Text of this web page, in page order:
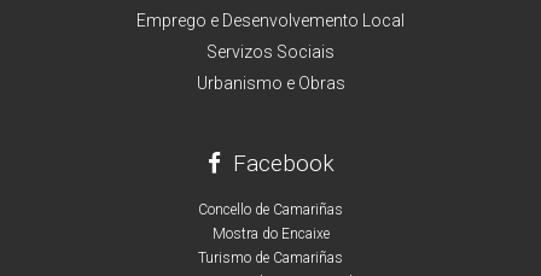
Emprego e Desenvolvemento Local
Servizos Sociais
Urbanismo e Obras
Facebook
Concello de Camariñas
Mostra do Encaixe
Turismo de Camariñas